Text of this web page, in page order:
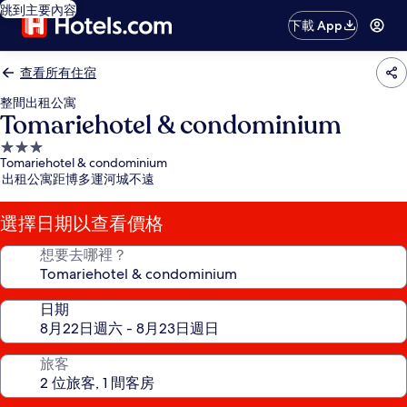
跳到主要內容
下載 App
查看所有住宿
整間出租公寓
Tomariehotel & condominium
3.0
星
級
住
宿
Tomariehotel & condominium
出租公寓距博多運河城不遠
選擇日期以查看價格
想要去哪裡？
日期
旅客